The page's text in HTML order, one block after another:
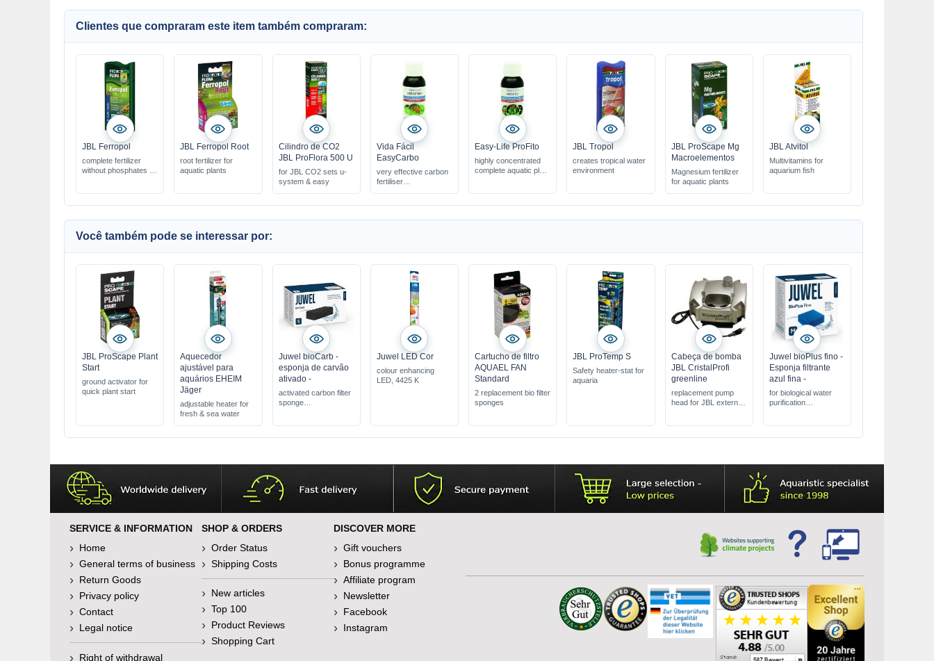
Clientes que compraram este item também compraram:
JBL Ferropol
complete fertilizer
without phosphates &
minerals & trace
JBL Ferropol Root
root fertilizer for
aquatic plants
Cilindro de CO2
JBL ProFlora 500 U
for JBL CO2 sets u-
system & easy
Vida Fácil
EasyCarbo
very effective carbon
fertiliser
Easy-Life ProFito
highly concentrated
complete aquatic plant
deficiency symptoms
JBL Tropol
creates tropical water
environment
JBL ProScape Mg
Macroelementos
Magnesium fertilizer
for aquatic plants
JBL Atvitol
Multivitamins for
aquarium fish
Você também pode se interessar por:
JBL ProScape Plant
Start
ground activator for
quick plant start
Aquecedor
ajustável para
aquários EHEIM
Jäger
adjustable heater for
fresh & sea water
Juwel bioCarb -
esponja de carvão
ativado -
activated carbon filter
sponge
Juwel LED Cor
colour enhancing
LED, 4425 K
Cartucho de filtro
AQUAEL FAN
Standard
2 replacement bio filter
sponges
JBL ProTemp S
Safety heater-stat for
aquaria
Cabeça de bomba
JBL CristalProfi
greenline
replacement pump
head for JBL external
Juwel bioPlus fino -
Esponja filtrante
azul fina -
for biological water
purification
SERVICE & INFORMATION
Home
General terms of business
Return Goods
Privacy policy
Contact
Legal notice
Right of withdrawal
SHOP & ORDERS
Order Status
Shipping Costs
New articles
Top 100
Product Reviews
Shopping Cart
DISCOVER MORE
Gift vouchers
Bonus programme
Affiliate program
Newsletter
Facebook
Instagram